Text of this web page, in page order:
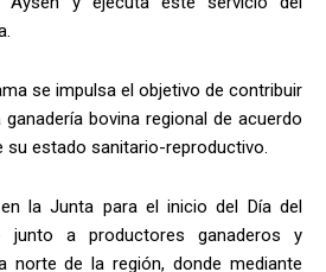
se impulsa el objetivo de contribuir
bovina regional de acuerdo
su estado sanitario-reproductivo.
la Junta para el inicio del Día del
junto a productores ganaderos y
norte de la región, donde mediante